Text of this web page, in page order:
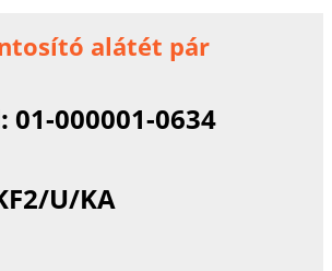
alátét pár
01-000001-0634
U/KA